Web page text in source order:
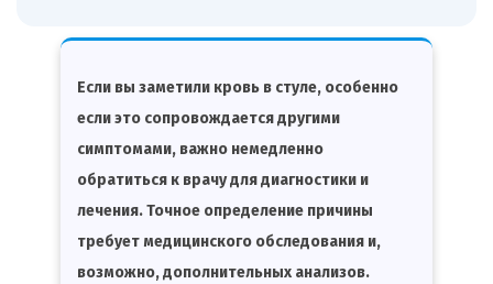
Если вы заметили кровь в стуле, особенно
если это сопровождается другими
симптомами, важно немедленно
обратиться к врачу для диагностики и
лечения. Точное определение причины
требует медицинского обследования и,
возможно, дополнительных анализов.